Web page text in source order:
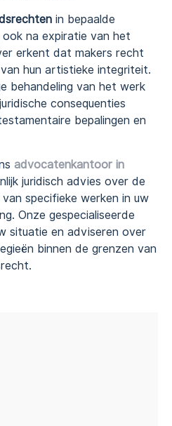
in bepaalde
na expiratie van het
erkent dat makers recht
hun artistieke integriteit.
behandeling van het werk
consequenties
bepalingen en
advocatenkantoor in
juridisch advies over de
specifieke werken in uw
Onze gespecialiseerde
situatie en adviseren over
binnen de grenzen van